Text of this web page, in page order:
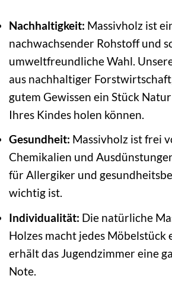
Nachhaltigkeit: Massivholz ist
nachwachsender Rohstoff und
umweltfreundliche Wahl.
aus nachhaltiger
gutem Gewissen ein Stück
Ihres Kindes holen können.
Gesundheit: Massivholz ist frei
Chemikalien und
für Allergiker und
wichtig ist.
Individualität: Die natürliche
Holzes macht jedes Möbelstück
erhält das Jugendzimmer eine
Note.